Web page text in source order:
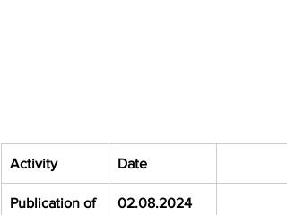
Activity Date
Publication of
02.08.2024